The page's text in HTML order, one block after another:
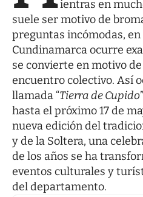
ientras en
suele ser motivo de
preguntas incómodas,
Cundinamarca ocurre
se convierte en motivo
encuentro colectivo. Así
llamada “Tierra de Cupido
hasta el próximo 17 de
nueva edición del
y de la Soltera, una
de los años se ha
eventos culturales y
del departamento.